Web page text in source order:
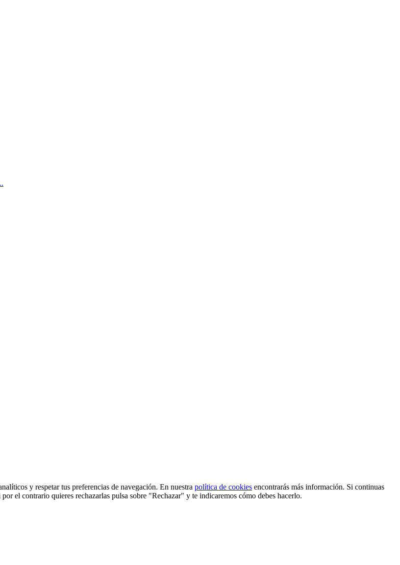
y respetar tus preferencias de navegación. En nuestra política de cookies encontrarás más información. Si continuas
el contrario quieres rechazarlas pulsa sobre "Rechazar" y te indicaremos cómo debes hacerlo.